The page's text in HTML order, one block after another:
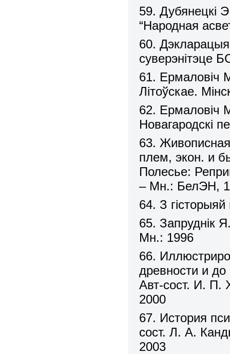
59. Дубянецкі
“Народная
60.
суверэнітэце
61. Ермаловіч
Літоўскае.
62. Ермаловіч
Новагародскі
63.
плем, экон. и
Полесье:
– Мн.: БелЭН,
64. З
65. Запруднік
Мн.: 1996
66.
древности и
Авт-сост. И. П.
2000
67. История
сост. Л. А.
2003